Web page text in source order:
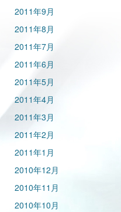
2011年9月
2011年8月
2011年7月
2011年6月
2011年5月
2011年4月
2011年3月
2011年2月
2011年1月
2010年12月
2010年11月
2010年10月